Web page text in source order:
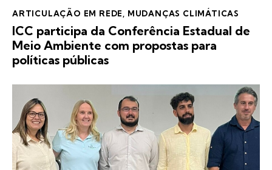
ARTICULAÇÃO EM REDE MUDANÇAS CLIMÁTICAS
ICC participa da Conferência Estadual de
Meio Ambiente com propostas para
políticas públicas